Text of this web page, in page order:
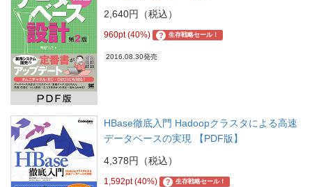
2,640円（税込）
960pt (40%) ? 生存戦略セール！
2016.08.30発売
HBase徹底入門 Hadoopクラスタによる高速
データベースの実現 【PDF版】
4,378円（税込）
1,592pt (40%) ? 生存戦略セール！